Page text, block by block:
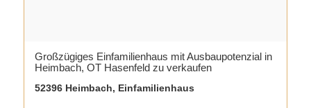
Großzügiges Einfamilienhaus mit Ausbaupotenzial in
Heimbach, OT Hasenfeld zu verkaufen
52396 Heimbach, Einfamilienhaus